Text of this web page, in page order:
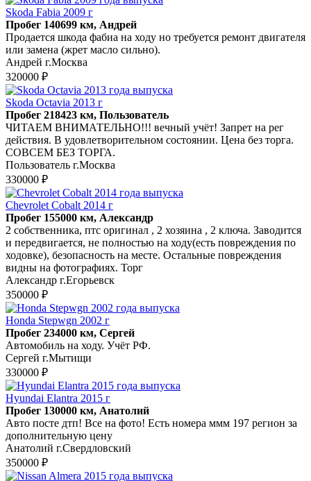
Skoda Fabia 2009 г
Пробег 140699 км, Андрей
Продается шкода фабиа на ходу но требуется ремонт двигателя
или замена (жрет масло сильно).
Андрей г.Москва
320000 ₽
Skoda Octavia 2013 г
Пробег 218423 км, Пользователь
ЧИТАЕМ ВНИМАТЕЛЬНО!!! вечный учёт! Запрет на рег
действия. В удовлетворительном состоянии. Цена без торга.
СОВСЕМ БЕЗ ТОРГА.
Пользователь г.Москва
330000 ₽
Chevrolet Cobalt 2014 г
Пробег 155000 км, Александр
2 собственника, птс оригинал , 2 хозяина , 2 ключа. Заводится
и передвигается, не полностью на ходу(есть повреждения по
ходовке), безопасность на месте. Остальные повреждения
видны на фотографиях. Торг
Александр г.Егорьевск
350000 ₽
Honda Stepwgn 2002 г
Пробег 234000 км, Сергей
Автомобиль на ходу. Учёт РФ.
Сергей г.Мытищи
330000 ₽
Hyundai Elantra 2015 г
Пробег 130000 км, Анатолий
Авто посте дтп! Все на фото! Есть номера ммм 197 регион за
дополнительную цену
Анатолий г.Свердловский
350000 ₽